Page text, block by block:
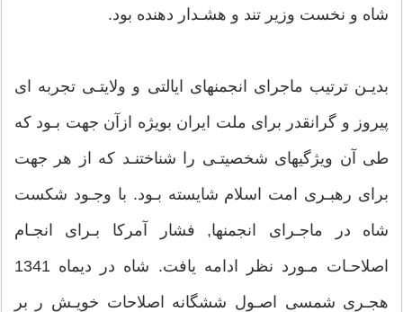
شاه و نخست وزير تند و هشـدار دهنده بود.
بديـن ترتيب ماجراى انجمنهاى ايالتى و ولايتـى تجربه اى
پيروز و گرانقدر براى ملت ايران بويژه ازآن جهت بـود كه
طى آن ويژگيهاى شخصيتـى را شناختنـد كه از هر جهت
براى رهبـرى امت اسلام شايسته بـود. با وجـود شكست
شاه در ماجـراى انجمنها, فشار آمركا بـراى انجـام
اصلاحـات مـورد نظر ادامه يافت. شاه در ديماه 1341
هجـرى شمسى اصـول ششگانه اصلاحات خويـش ر بر